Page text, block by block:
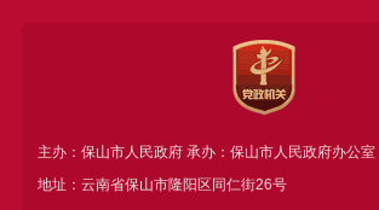
主办：保山市人民政府 承办：保山市人民政府办公室
地址：云南省保山市隆阳区同仁街26号